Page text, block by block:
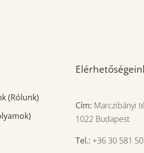
(Rólunk)
Cím: Marczibányi
1022 Budapest
Tel.: +36 30 581